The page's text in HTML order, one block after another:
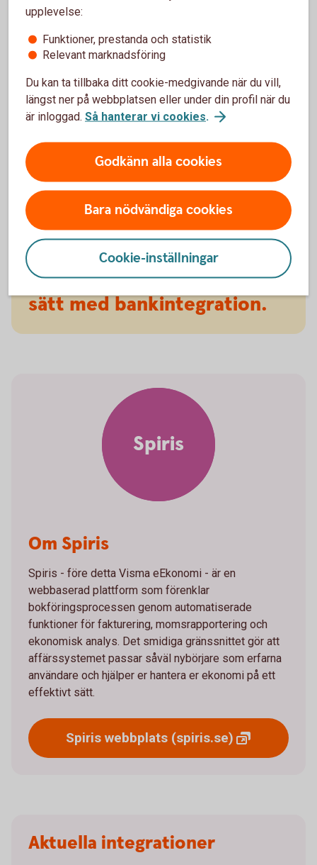
skickat filer som har förfallodag vid aktiveringsdatum så
uteblir återrapporteringen för dessa. Därför kan det vara bra
att anslutningsdatum ej ligger vid en sådan tidpunkt.
Hantera er ekonomi på ett
enkelt,snabbtochsäkert
sätt med bankintegration.
Spiris
Om Spiris
Spiris - före detta Visma eEkonomi - är en
webbaserad plattform som förenklar
bokföringsprocessen genom automatiserade
funktioner för fakturering, momsrapportering och
ekonomisk analys. Det smidiga gränssnittet gör att
affärssystemet passar såväl nybörjare som erfarna
användare och hjälper er hantera er ekonomi på ett
effektivt sätt.
Spiris webbplats (spiris.se)
Aktuella integrationer
upplevelse:
Funktioner, prestanda och statistik
Relevant marknadsföring
Du kan ta tillbaka ditt cookie-medgivande när du vill,
längst ner på webbplatsen eller under din profil när du
är inloggad. Så hanterar vi cookies.
Godkänn alla cookies
Bara nödvändiga cookies
Cookie-inställningar